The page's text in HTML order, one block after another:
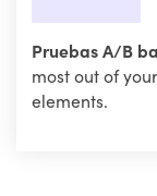
Pruebas A/B
most out of
elements.